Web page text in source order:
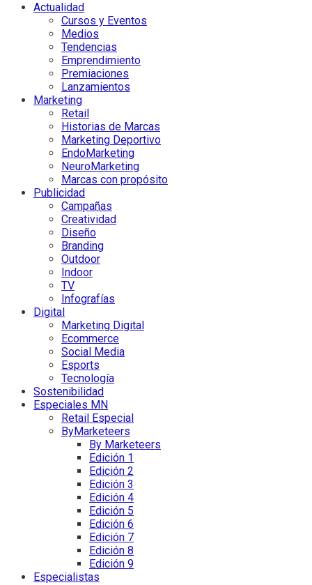
Actualidad
Cursos y Eventos
Medios
Tendencias
Emprendimiento
Premiaciones
Lanzamientos
Marketing
Retail
Historias de Marcas
Marketing Deportivo
EndoMarketing
NeuroMarketing
Marcas con propósito
Publicidad
Campañas
Creatividad
Diseño
Branding
Outdoor
Indoor
TV
Infografías
Digital
Marketing Digital
Ecommerce
Social Media
Esports
Tecnología
Sostenibilidad
Especiales MN
Retail Especial
ByMarketeers
By Marketeers
Edición 1
Edición 2
Edición 3
Edición 4
Edición 5
Edición 6
Edición 7
Edición 8
Edición 9
Especialistas